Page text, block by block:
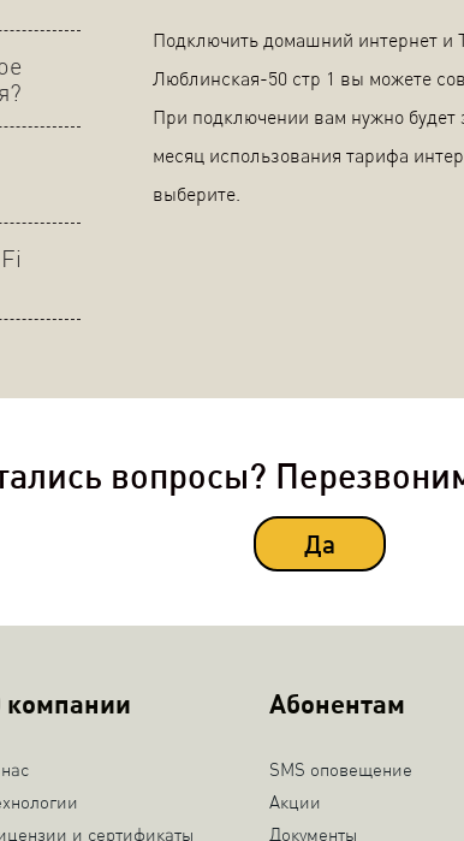
Подключить домашний интернет и
Люблинская-50 стр 1 вы можете
При подключении вам нужно будет
месяц использования тарифа
выберите.
вопросы?
Да
компании
и сертификаты
Абонентам
SMS оповещение
Акции
Документы